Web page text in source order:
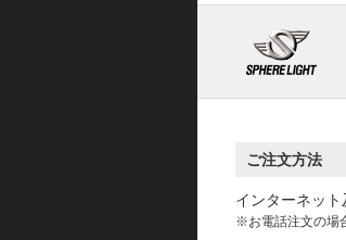
ご注文方法
インターネット
※お電話注文の場